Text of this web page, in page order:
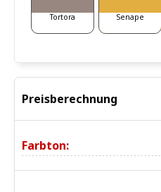
Tortora Senape
Preisberechnung
Farbton: